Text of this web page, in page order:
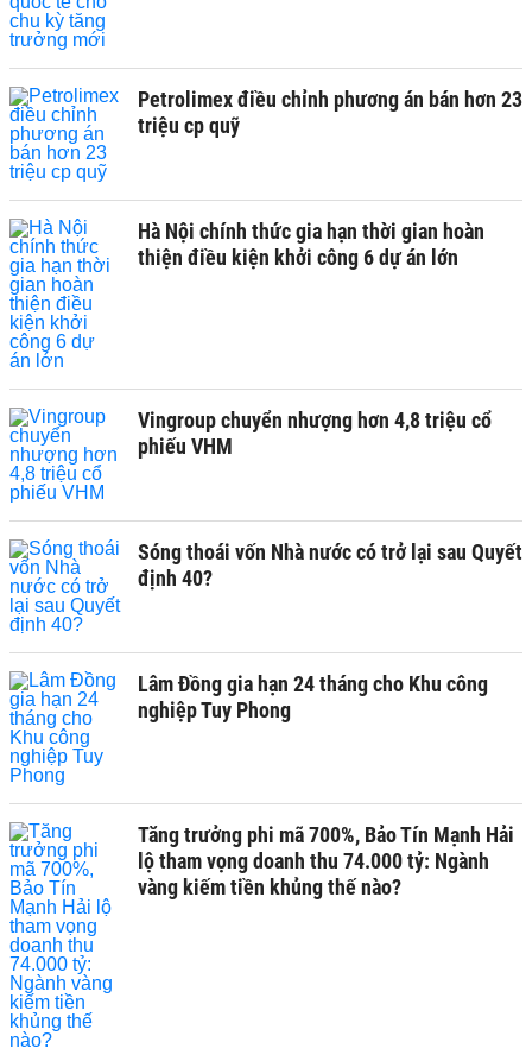
Petrolimex điều chỉnh phương án bán hơn 23
triệu cp quỹ
Hà Nội chính thức gia hạn thời gian hoàn
thiện điều kiện khởi công 6 dự án lớn
Vingroup chuyển nhượng hơn 4,8 triệu cổ
phiếu VHM
Sóng thoái vốn Nhà nước có trở lại sau Quyết
định 40?
Lâm Đồng gia hạn 24 tháng cho Khu công
nghiệp Tuy Phong
Tăng trưởng phi mã 700%, Bảo Tín Mạnh Hải
lộ tham vọng doanh thu 74.000 tỷ: Ngành
vàng kiếm tiền khủng thế nào?